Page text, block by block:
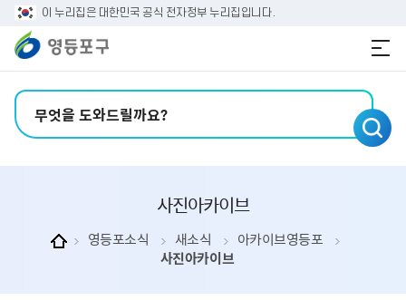
본문 바로가기
주메뉴 바로가기
이 누리집은 대한민국 공식 전자정부 누리집입니다.
사진아카이브
영등포소식 새소식
아카이브영등포
사진아카이브